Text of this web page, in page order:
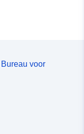
Bureau voor